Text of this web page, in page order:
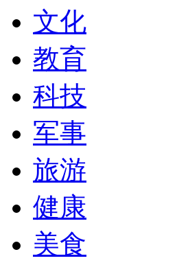
文化
教育
科技
军事
旅游
健康
美食